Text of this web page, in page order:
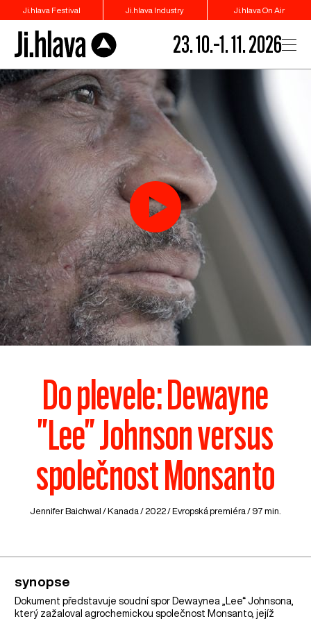
Ji.hlava Festival Ji.hlava Industry Ji.hlava On Air
23. 10.–1. 11. 2026
Do plevele: Dewayne
"Lee" Johnson versus
společnost Monsanto
Jennifer Baichwal / Kanada / 2022 / Evropská premiéra / 97 min.
synopse
Dokument představuje soudní spor Dewaynea „Lee“ Johnsona,
který zažaloval agrochemickou společnost Monsanto, jejíž